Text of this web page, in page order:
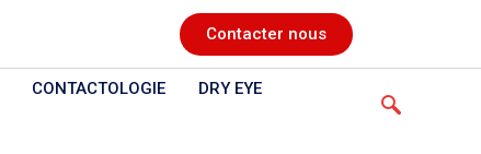
Contacter nous
CONTACTOLOGIE
DRY EYE